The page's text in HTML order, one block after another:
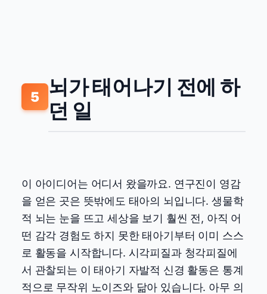
5 뇌가 태어나기 전에 하
던 일
이 아이디어는 어디서 왔을까요. 연구진이 영감
을 얻은 곳은 뜻밖에도 태아의 뇌입니다. 생물학
적 뇌는 눈을 뜨고 세상을 보기 훨씬 전, 아직 어
떤 감각 경험도 하지 못한 태아기부터 이미 스스
로 활동을 시작합니다. 시각피질과 청각피질에
서 관찰되는 이 태아기 자발적 신경 활동은 통계
적으로 무작위 노이즈와 닮아 있습니다. 아무 의